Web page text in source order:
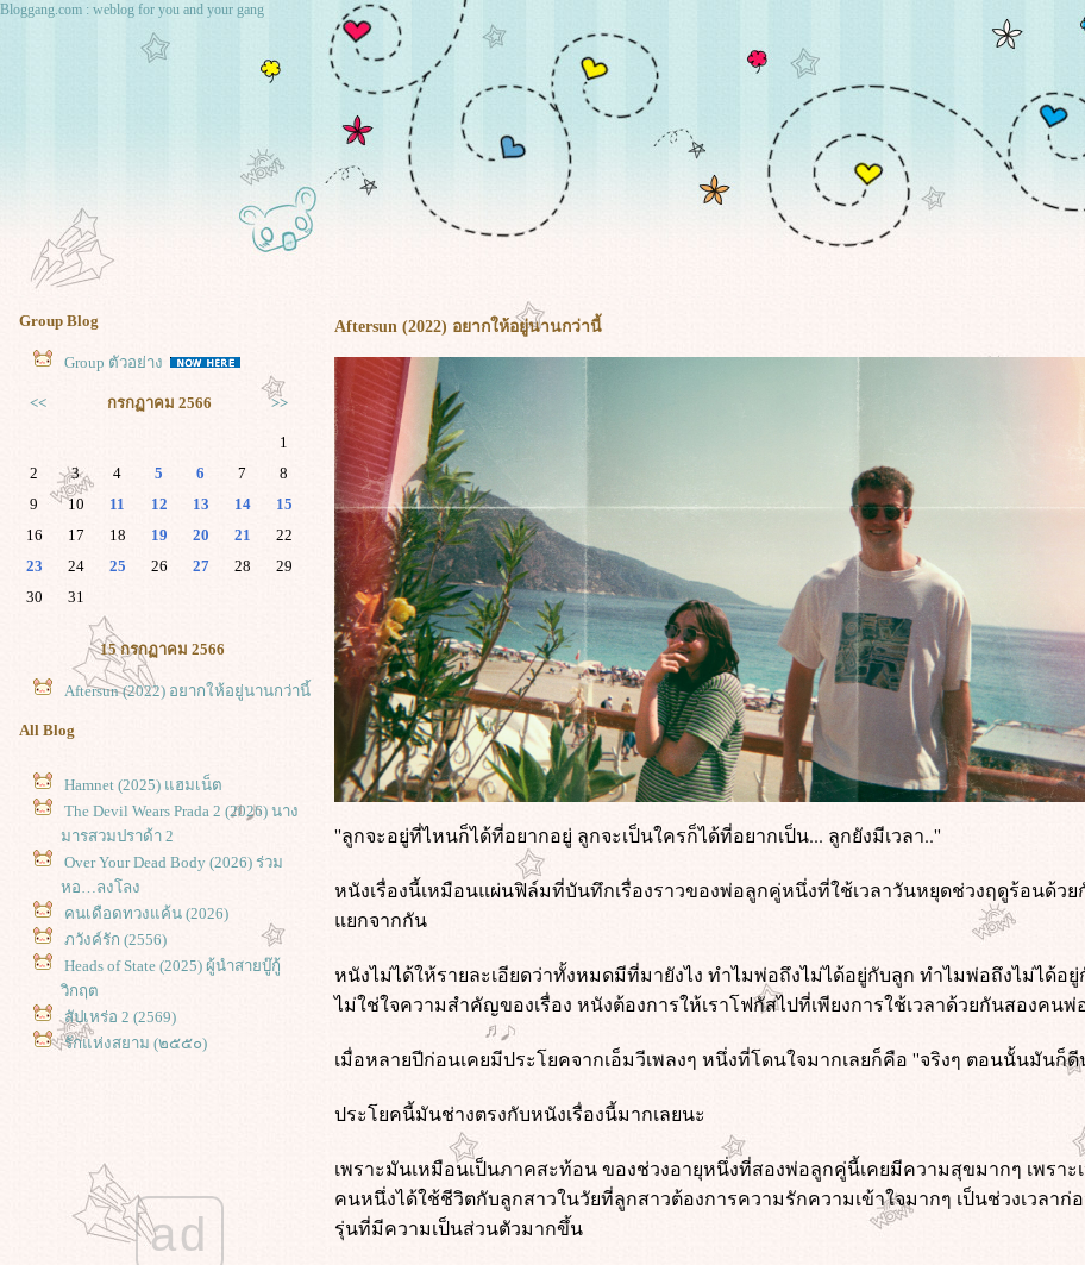
Bloggang.com : weblog for you and your gang
Group Blog
Group ตัวอย่าง
<< กรกฏาคม 2566 >>
1
2
3 4 5 6 7
8
9
10 11 12 13 14
15
16
17 18 19 20 21
22
23
24 25 26 27 28
29
30
31
15 กรกฏาคม 2566
Aftersun (2022) อยากให้อยู่นานกว่านี้
All Blog
Hamnet (2025) แฮมเน็ต
The Devil Wears Prada 2 (2026) นาง
มารสวมปราด้า 2
Over Your Dead Body (2026) ร่วม
หอ…ลงโลง
คนเดือดทวงแค้น (2026)
ภวังค์รัก (2556)
Heads of State (2025) ผู้นำสายบู๊กู้
วิกฤต
สัปเหร่อ 2 (2569)
รักแห่งสยาม (๒๕๕๐)
Deep Water (2022) ชู้รักซ่อนลึก
Mercy (2026) 90 นาที สั่งตา
The Voyeurs (2021) ส่อง แส่ ซว
Fake โกหกทั้งเพ (2546)
ad
Aftersun (2022) อยากให้อยู่นานกว่านี้
''ลูกจะอยู่ที่ไหนก็ได้ที่อยากอยู่ ลูกจะเป็นใครก็ได้ที่อยากเป็น... ลูกยังมีเวลา..''
หนังเรื่องนี้เหมือนแผ่นฟิล์มที่บันทึกเรื่องราวของพ่อลูกคู่หนึ่งที่ใช้เวลาวันหยุดช่วงฤดูร้อนด้ว
กจากกัน
หนังไม่ได้ให้รายละเอียดว่าทั้งหมดมีที่มายังไง ทำไมพ่อถึงไม่ได้อยู่กับลูก ทำไมพ่อถึงไม่ได้อ
ไม่ใช่ใจความสำคัญของเรื่อง หนังต้องการให้เราโฟกัสไปที่เพียงการใช้เวลาด้วยกันสองคนพ่
เมื่อหลายปีก่อนเคยมีประโยคจากเอ็มวีเพลงๆ หนึ่งที่โดนใจมากเลยก็คือ ''จริงๆ ตอนนั้นมันก็ดี
ประโยคนี้มันช่างตรงกับหนังเรื่องนี้มากเลยนะ
เพราะมันเหมือนเป็นภาคสะท้อน ของช่วงอายุหนึ่งที่สองพ่อลูกคู่นี้เคยมีความสุขมากๆ เพราะ
คนหนึ่งได้ใช้ชีวิตกับลูกสาวในวัยที่ลูกสาวต้องการความรักความเข้าใจมากๆ เป็นช่วงเวลา
รุ่นที่มีความเป็นส่วนตัวมากขึ้น